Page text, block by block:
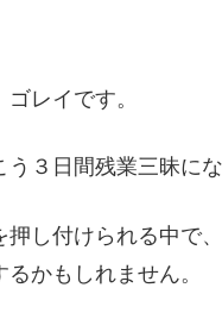
レイです。
３日間残業三昧に
押し付けられる中で
かもしれません。